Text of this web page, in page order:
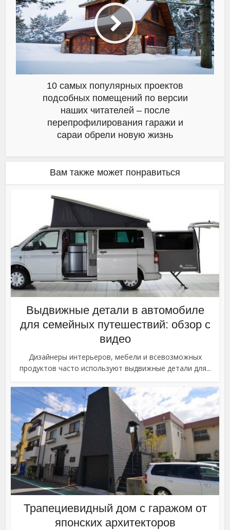
10 самых популярных проектов
подсобных помещений по версии
наших читателей – после
перепрофилирования гаражи и
сараи обрели новую жизнь
Вам также может понравиться
Выдвижные детали в автомобиле
для семейных путешествий: обзор с
видео
Дизайнеры интерьеров, мебели и всевозможных
продуктов часто используют выдвижные детали для...
Трапециевидный дом с гаражом от
японских архитекторов